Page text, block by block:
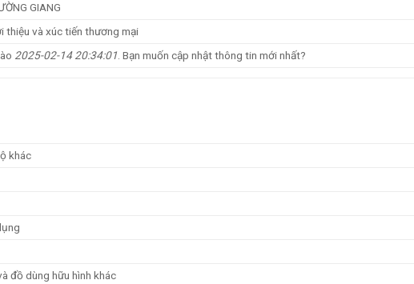
GIANG
thiệu và xúc tiến thương mại
2025-02-14 20:34:01. Bạn muốn cập nhật thông tin mới nhất?
khác
đồ dùng hữu hình khác